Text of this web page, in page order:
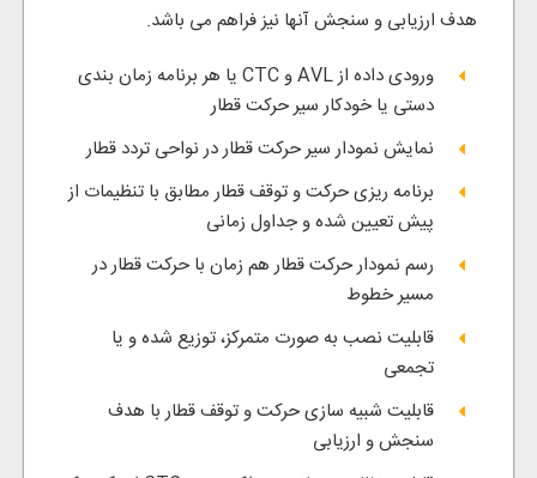
هدف ارزیابی و سنجش آنها نیز فراهم می باشد.
ورودی داده از AVL و CTC یا هر برنامه زمان بندی
دستی یا خودکار سیر حرکت قطار
نمایش نمودار سیر حرکت قطار در نواحی تردد قطار
برنامه ریزی حرکت و توقف قطار مطابق با تنظیمات از
پیش تعیین شده و جداول زمانی
رسم نمودار حرکت قطار هم زمان با حرکت قطار در
مسیر خطوط
قابلیت نصب به صورت متمرکز، توزیع شده و یا
تجمعی
قابلیت شبیه سازی حرکت و توقف قطار با هدف
سنجش و ارزیابی